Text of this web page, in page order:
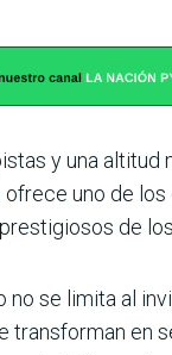
y una altitud
uno de
de
se limita al
transforman en